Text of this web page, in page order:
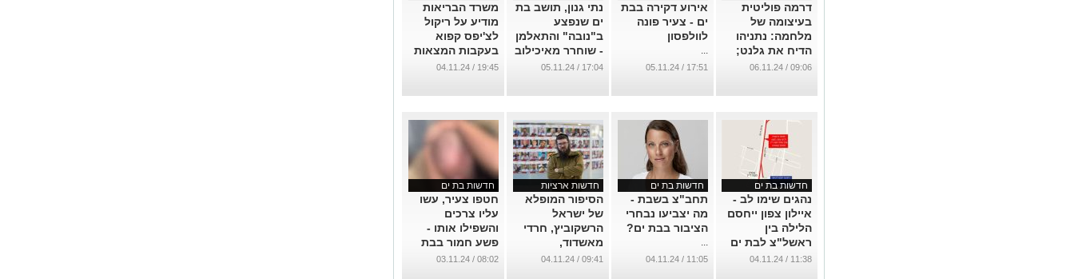
דרמה פוליטית
בעיצומה של
מלחמה: נתניהו
הדיח את גלנט;
ישראל כץ ימונה
...
09:06 / 06.11.24
אירוע דקירה בבת
ים - צעיר פונה
לוולפסון
...
17:51 / 05.11.24
נתי גנון, תושב בת
ים שנפצע
ב"נובה" והתאלמן
- שוחרר מאיכילוב
...
17:04 / 05.11.24
משרד הבריאות
מודיע על ריקול
לצ'יפס קפוא
בעקבות המצאות
חיידק ליסטריה
...
19:45 / 04.11.24
חדשות בת ים
נהגים שימו לב -
איילון צפון ייחסם
הלילה בין
ראשל"צ לבת ים
...
11:38 / 04.11.24
חדשות בת ים
תחב"צ בשבת -
מה יצביעו נבחרי
הציבור בבת ים?
...
11:05 / 04.11.24
חדשות ארציות
הסיפור המופלא
של ישראל
הרשקוביץ, חרדי
מאשדוד,
שהתגייס לצבא
09:41 / 04.11.24
חדשות בת ים
חטפו צעיר, עשו
עליו צרכים
והשפילו אותו -
פשע חמור בבת
ים פוענח
08:02 / 03.11.24